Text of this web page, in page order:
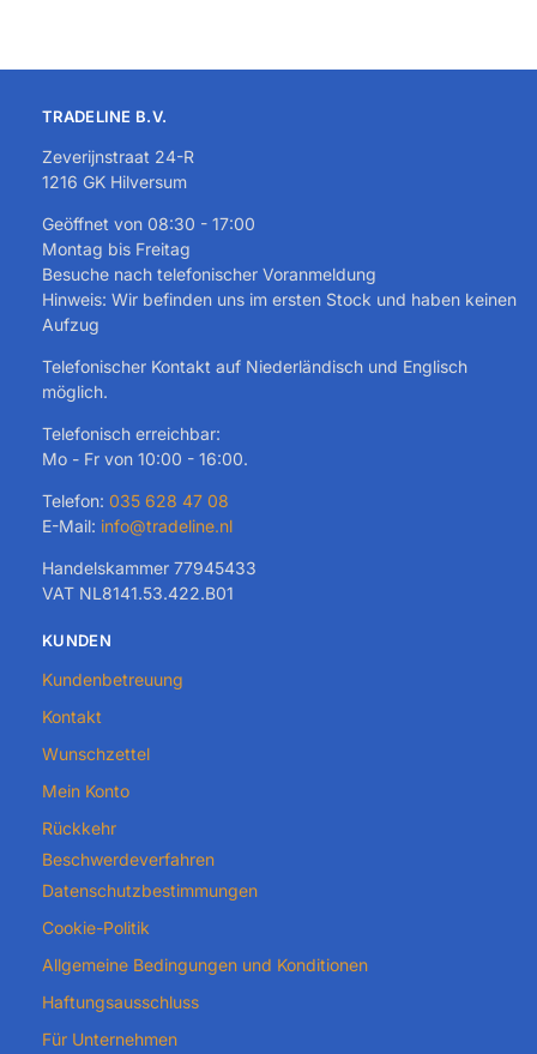
TRADELINE B.V.
Zeverijnstraat 24-R
1216 GK Hilversum
Geöffnet von 08:30 - 17:00
Montag bis Freitag
Besuche nach telefonischer Voranmeldung
Hinweis: Wir befinden uns im ersten Stock und haben keinen
Aufzug
Telefonischer Kontakt auf Niederländisch und Englisch
möglich.
Telefonisch erreichbar:
Mo - Fr von 10:00 - 16:00.
Telefon: 035 628 47 08
E-Mail: info@tradeline.nl
Handelskammer 77945433
VAT NL8141.53.422.B01
KUNDEN
Kundenbetreuung
Kontakt
Wunschzettel
Mein Konto
Rückkehr
Beschwerdeverfahren
Datenschutzbestimmungen
Cookie-Politik
Allgemeine Bedingungen und Konditionen
Haftungsausschluss
Für Unternehmen